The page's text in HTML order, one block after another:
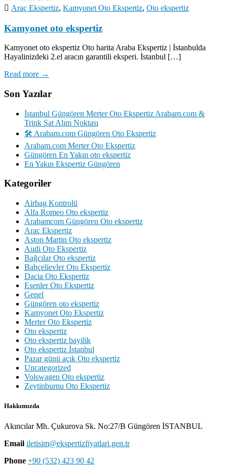
Araç Ekspertiz, Kamyonet Oto Ekspertiz, Oto ekspertiz
Kamyonet oto ekspertiz
Kamyonet oto ekspertiz Oto harita Araba Ekspertiz | İstanbulda
Hayalinizdeki 2.el aracın garantili eksperi. İstanbul […]
Read more →
Son Yazılar
İstanbul Güngören Merter Oto Ekspertiz Arabam.com &
Trink Sat Alım Noktası
🛠️ Arabam.com Güngören Oto Ekspertiz
Arabam.com Merter Oto Ekspertiz
Güngören En Yakın oto ekspertiz
En Yakın Ekspertiz Güngören
Kategoriler
Airbag Kontrolü
Alfa Romeo Oto ekspertiz
Arabamcom Güngören Oto ekspertiz
Araç Ekspertiz
Aston Martin Oto ekspertiz
Audi Oto Ekspertiz
Bağcılar Oto ekspertiz
Bahçelievler Oto Ekspertiz
Dacia Oto Ekspertiz
Esenler Oto Ekspertiz
Genel
Güngören oto ekspertiz
Kamyonet Oto Ekspertiz
Merter Oto Ekspertiz
Oto ekspertiz
Oto ekspertiz bayilik
Oto ekspertiz İstanbul
Pazar günü açık Oto ekspertiz
Uncategorized
Volswagen Oto ekspertiz
Zeytinburnu Oto Ekspertiz
Hakkımızda
Akıncılar Mh. Çukurova Sk. No:27/B Güngören İSTANBUL
Email iletisim@ekspertizfiyatlari.gen.tr
Phone +90 (532) 423 90 42